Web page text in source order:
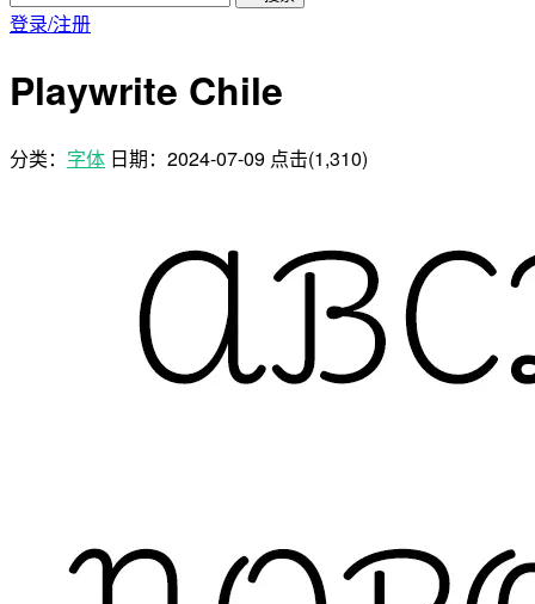
登录/注册
Playwrite Chile
分类： 字体 日期： 2024-07-09 点击(1,310)